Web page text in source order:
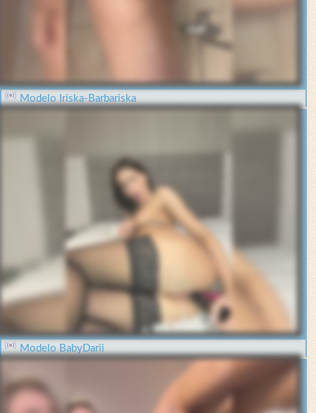
Modelo Iriska-Barbariska
Modelo BabyDarii